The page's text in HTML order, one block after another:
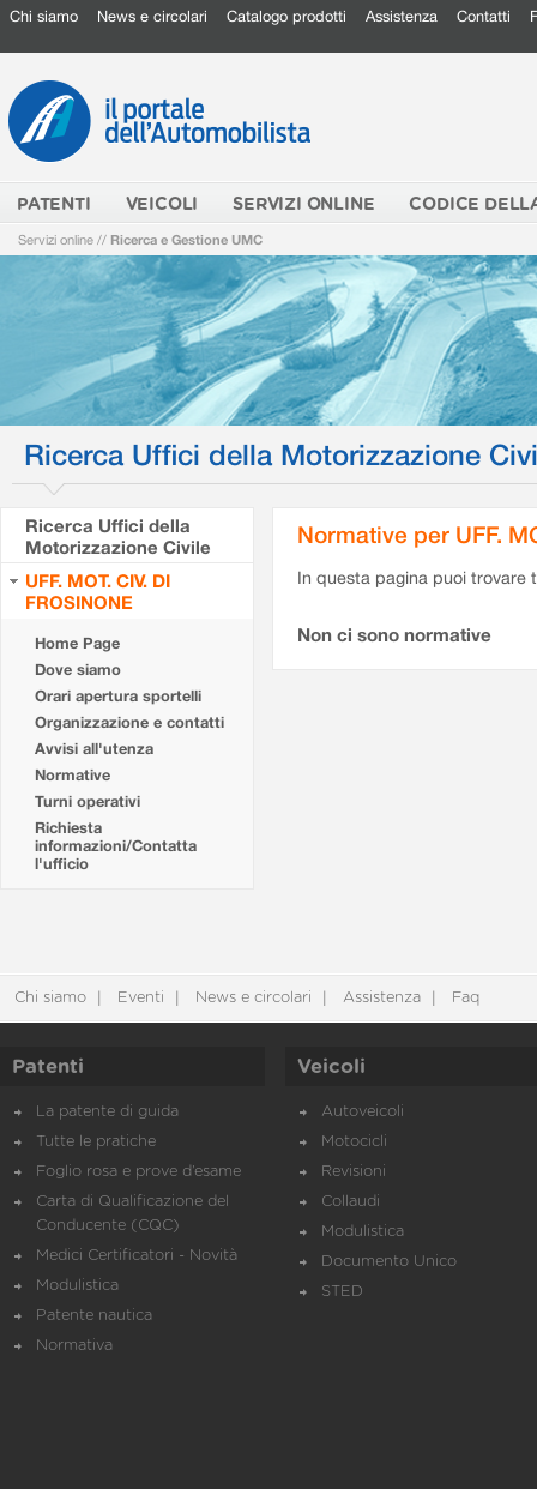
Chi siamo News e circolari Catalogo prodotti Assistenza Contatti
PATENTI VEICOLI SERVIZI ONLINE CODICE
Servizi online // Ricerca e Gestione UMC
Ricerca Uffici della Motorizzazione
Ricerca Uffici della
Motorizzazione Civile
UFF. MOT. CIV. DI
FROSINONE
Home Page
Dove siamo
Orari apertura sportelli
Organizzazione e contatti
Avvisi all'utenza
Normative
Turni operativi
Richiesta
informazioni/Contatta
l'ufficio
Normative per UFF.
In questa pagina puoi
Non ci sono normative
Chi siamo Eventi News e circolari Assistenza Faq
Patenti
La patente di guida
Tutte le pratiche
Foglio rosa e prove d’esame
Carta di Qualificazione del
Conducente (CQC)
Medici Certificatori - Novità
Modulistica
Patente nautica
Normativa
Veicoli
Autoveicoli
Motocicli
Revisioni
Collaudi
Modulistica
Documento Unico
STED